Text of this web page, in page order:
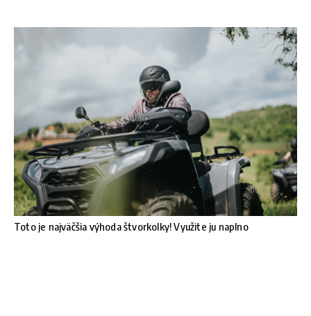
Toto je najväčšia výhoda štvorkolky! Využite ju naplno